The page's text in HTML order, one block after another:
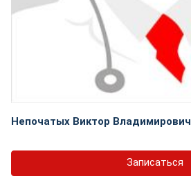
Непочатых Виктор Владимирович
Записаться